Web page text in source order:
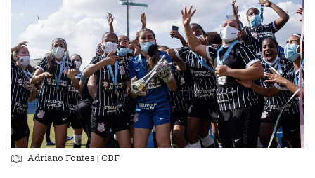
Adriano Fontes | CBF